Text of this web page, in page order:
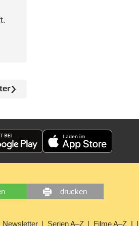
drucken
Newsletter Serien A–Z Filme A–Z